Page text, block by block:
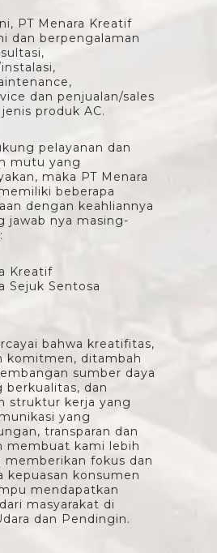
PT Menara Kreatif
dan berpengalaman
dan penjualan/sales
produk AC.
pelayanan dan
mutu yang
maka PT Menara
beberapa
dengan keahliannya
jawab nya masing-
Kreatif
Sejuk Sentosa
bahwa kreatifitas,
komitmen, ditambah
sumber daya
berkualitas, dan
struktur kerja yang
yang
transparan dan
membuat kami lebih
memberikan fokus dan
kepuasan konsumen
mendapatkan
masyarakat di
dan Pendingin.